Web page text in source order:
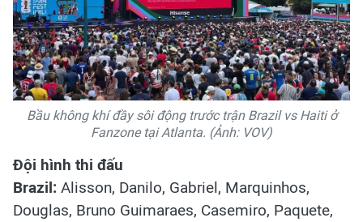
Bầu không khí đầy sôi động trước trận Brazil vs Haiti ở
Fanzone tại Atlanta. (Ảnh: VOV)
Đội hình thi đấu
Brazil: Alisson, Danilo, Gabriel, Marquinhos,
Douglas, Bruno Guimaraes, Casemiro, Paquete,